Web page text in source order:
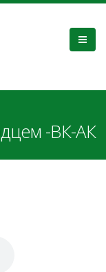
-ВК-АК